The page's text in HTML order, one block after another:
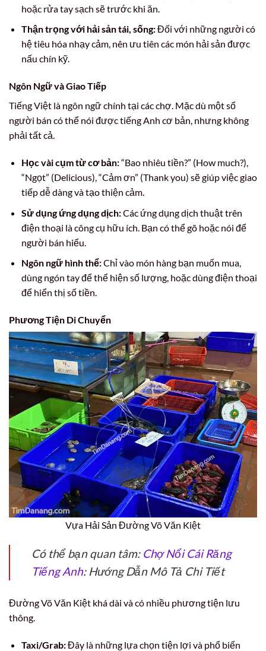
hoặc rửa tay sạch sẽ trước khi ăn.
Thận trọng với hải sản tái, sống:Đối với những người có
hệ tiêu hóa nhạy cảm, nên ưu tiên các món hải sản được
nấu chín kỹ.
Ngôn Ngữ và Giao Tiếp
Tiếng Việt là ngôn ngữ chính tại các chợ. Mặc dù một số
người bán có thể nói được tiếng Anh cơ bản, nhưng không
phải tất cả.
Học vài cụm từ cơ bản:“Bao nhiêu tiền?” (How much?),
“Ngọt” (Delicious), “Cảm ơn” (Thank you) sẽ giúp việc giao
tiếp dễ dàng và tạo thiện cảm.
Sử dụng ứng dụng dịch:Các ứng dụng dịch thuật trên
điện thoại là công cụ hữu ích. Bạn có thể gõ hoặc nói để
người bán hiểu.
Ngôn ngữ hình thể:Chỉ vào món hàng bạn muốn mua,
dùng ngón tay để thể hiện số lượng, hoặc dùng điện thoại
để hiển thị số tiền.
Phương Tiện Di Chuyển
Vựa Hải Sản Đường Võ Văn Kiệt
Có thể bạn quan tâm: Chợ Nổi Cái Răng
Tiếng Anh: Hướng Dẫn Mô Tả Chi Tiết
Đường Võ Văn Kiệt khá dài và có nhiều phương tiện lưu
thông.
Taxi/Grab:Đây là những lựa chọn tiện lợi và phổ biến